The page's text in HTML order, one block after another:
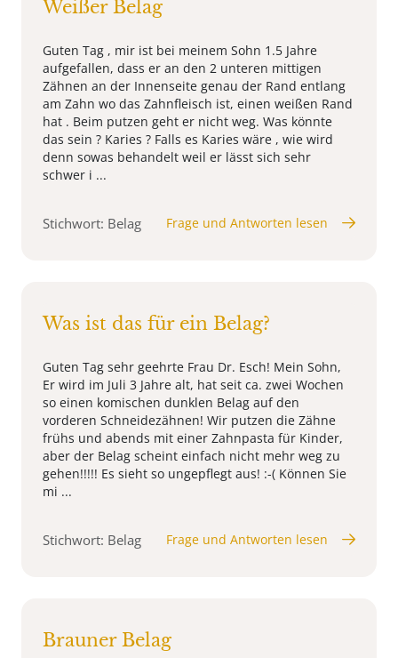
Weißer Belag
Guten Tag , mir ist bei meinem Sohn 1.5 Jahre
aufgefallen, dass er an den 2 unteren mittigen
Zähnen an der Innenseite genau der Rand entlang
am Zahn wo das Zahnfleisch ist, einen weißen Rand
hat . Beim putzen geht er nicht weg. Was könnte
das sein ? Karies ? Falls es Karies wäre , wie wird
denn sowas behandelt weil er lässt sich sehr
schwer i ...
Stichwort: Belag Frage und Antworten lesen
Was ist das für ein Belag?
Guten Tag sehr geehrte Frau Dr. Esch! Mein Sohn,
Er wird im Juli 3 Jahre alt, hat seit ca. zwei Wochen
so einen komischen dunklen Belag auf den
vorderen Schneidezähnen! Wir putzen die Zähne
frühs und abends mit einer Zahnpasta für Kinder,
aber der Belag scheint einfach nicht mehr weg zu
gehen!!!!! Es sieht so ungepflegt aus! :-( Können Sie
mi ...
Stichwort: Belag Frage und Antworten lesen
Brauner Belag